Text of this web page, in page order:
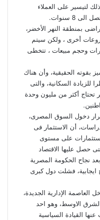
لتيسير على العملاء
8 سنوات.
بمنطقة النهر الأخضر،
أخرى ، ولكن سيتم
وحجم مبيعات ، تتخطى
بقوته الحقيقية، وأن هناك
السكانية، والتى
تحتاج أكثر من مليون وحدة
دخول السوق المصرى،
أن الاستثمار فى
على مستوى
حصل عليها الاقتصاد
نجاح الحكومة المصرية
ايجابية، فشلت دول كبرى
الإدارية الجديدة،
الشرق الاوسط، وهو احد
القيادة السياسية